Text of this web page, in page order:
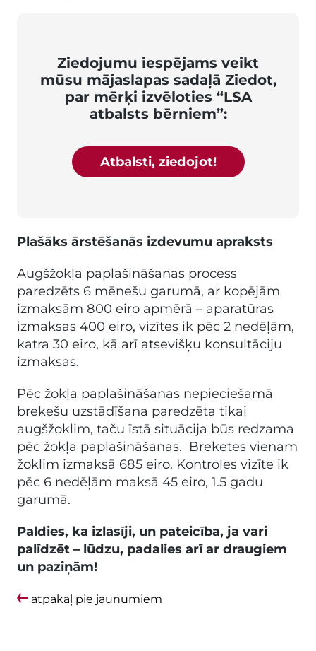
Ziedojumu iespējams veikt
mūsu mājaslapas sadaļā Ziedot,
par mērķi izvēloties “LSA
atbalsts bērniem”:
Atbalsti, ziedojot!
Plašāks ārstēšanās izdevumu apraksts
Augšžokļa paplašināšanas process
paredzēts 6 mēnešu garumā, ar kopējām
izmaksām 800 eiro apmērā – aparatūras
izmaksas 400 eiro, vizītes ik pēc 2 nedēļām,
katra 30 eiro, kā arī atsevišķu konsultāciju
izmaksas.
Pēc žokļa paplašināšanas nepieciešamā
brekešu uzstādīšana paredzēta tikai
augšžoklim, taču īstā situācija būs redzama
pēc žokļa paplašināšanas. Breketes vienam
žoklim izmaksā 685 eiro. Kontroles vizīte ik
pēc 6 nedēļām maksā 45 eiro, 1.5 gadu
garumā.
Paldies, ka izlasīji, un pateicība, ja vari
palīdzēt – lūdzu, padalies arī ar draugiem
un paziņām!
atpakaļ pie jaunumiem